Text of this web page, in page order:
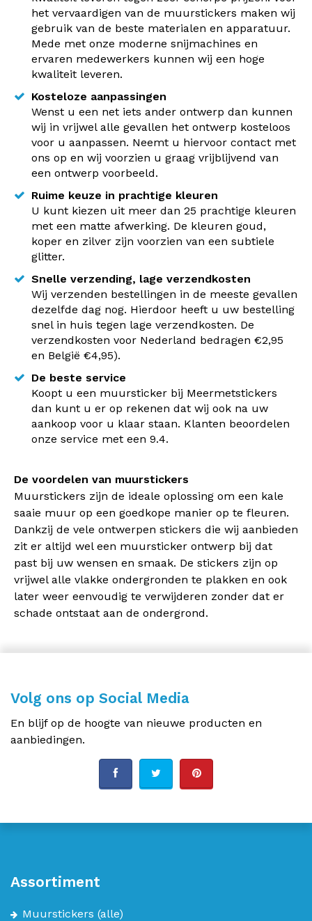
het vervaardigen van de muurstickers maken wij
gebruik van de beste materialen en apparatuur.
Mede met onze moderne snijmachines en
ervaren medewerkers kunnen wij een hoge
kwaliteit leveren.
Kosteloze aanpassingen
Wenst u een net iets ander ontwerp dan kunnen
wij in vrijwel alle gevallen het ontwerp kosteloos
voor u aanpassen. Neemt u hiervoor contact met
ons op en wij voorzien u graag vrijblijvend van
een ontwerp voorbeeld.
Ruime keuze in prachtige kleuren
U kunt kiezen uit meer dan 25 prachtige kleuren
met een matte afwerking. De kleuren goud,
koper en zilver zijn voorzien van een subtiele
glitter.
Snelle verzending, lage verzendkosten
Wij verzenden bestellingen in de meeste gevallen
dezelfde dag nog. Hierdoor heeft u uw bestelling
snel in huis tegen lage verzendkosten. De
verzendkosten voor Nederland bedragen €2,95
en België €4,95).
De beste service
Koopt u een muursticker bij Meermetstickers
dan kunt u er op rekenen dat wij ook na uw
aankoop voor u klaar staan. Klanten beoordelen
onze service met een 9.4.
De voordelen van muurstickers
Muurstickers zijn de ideale oplossing om een kale
saaie muur op een goedkope manier op te fleuren.
Dankzij de vele ontwerpen stickers die wij aanbieden
zit er altijd wel een muursticker ontwerp bij dat
past bij uw wensen en smaak. De stickers zijn op
vrijwel alle vlakke ondergronden te plakken en ook
later weer eenvoudig te verwijderen zonder dat er
schade ontstaat aan de ondergrond.
Volg ons op Social Media
En blijf op de hoogte van nieuwe producten en
aanbiedingen.
Assortiment
Muurstickers (alle)